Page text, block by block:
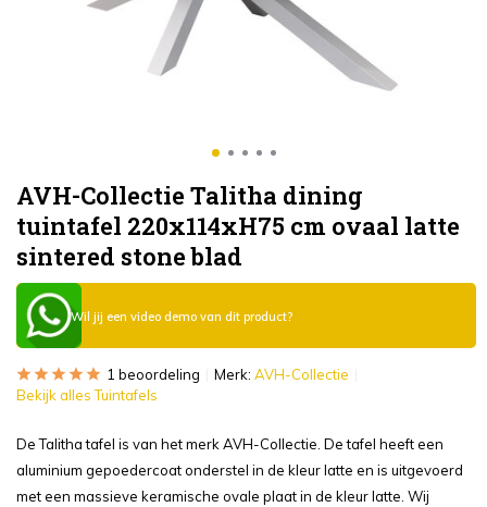
AVH-Collectie Talitha dining
tuintafel 220x114xH75 cm ovaal latte
sintered stone blad
Wil jij een video demo van dit product?
1 beoordeling Merk: AVH-Collectie
Bekijk alles Tuintafels
De Talitha tafel is van het merk AVH-Collectie. De tafel heeft een
aluminium gepoedercoat onderstel in de kleur latte en is uitgevoerd
met een massieve keramische ovale plaat in de kleur latte. Wij